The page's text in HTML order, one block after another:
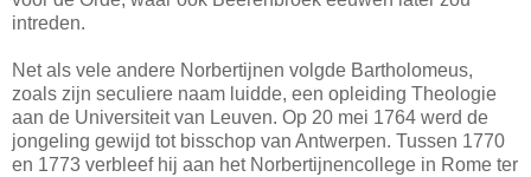
intreden.
Net als vele andere Norbertijnen volgde Bartholomeus,
zoals zijn seculiere naam luidde, een opleiding Theologie
aan de Universiteit van Leuven. Op 20 mei 1764 werd de
jongeling gewijd tot bisschop van Antwerpen. Tussen 1770
en 1773 verbleef hij aan het Norbertijnencollege in Rome ter